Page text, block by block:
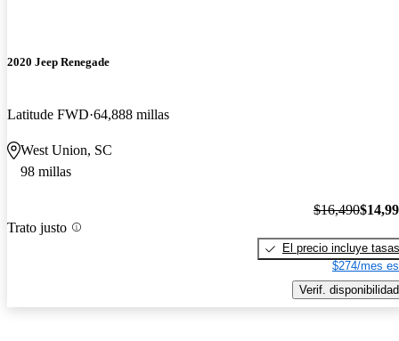
2020 Jeep Renegade
Latitude FWD 64,888 millas
West Union, SC
98 millas
Trato justo
$16,490
El precio incluye tasas
$274/mes
Verif. disponibilidad